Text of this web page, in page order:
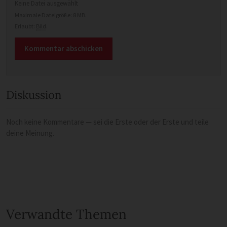
Diskussion
Verwandte Themen